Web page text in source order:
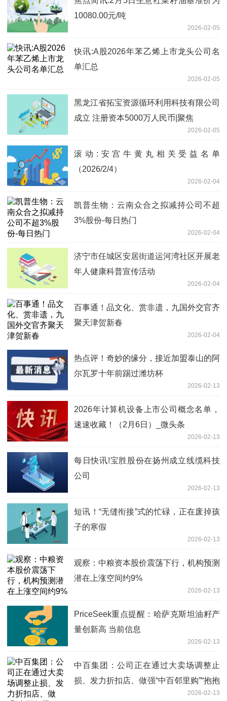
10080.00元/吨
2026-02-05
快讯:A股2026年苯乙烯上市龙头公司名
单汇总
2026-02-05
黑龙江省拓宝资源循环利用科技有限公司
成立 注册资本5000万人民币|聚焦
2026-02-05
滚动:安宫牛黄丸相关受益名单
（2026/2/4）
2026-02-04
凯普生物：云南众合之拟减持公司不超
3%股份-每日热门
2026-02-04
济宁市任城区安居街道运河湾社区开展老
年人健康科普宣传活动
2026-02-04
百事通！品文化、赏非遗，九国外交官齐
聚天津贺新春
2026-02-04
热点评！奇妙的缘分，接近加盟泰山的阿
尔瓦罗十年前踢过潍坊杯
2026-02-13
2026年计算机设备上市公司概念名单，
速速收藏！（2月6日）_微头条
2026-02-13
每日快讯!宝胜股份在扬州成立线缆科技
公司
2026-02-13
短讯！“无缝衔接”式的忙碌，正在废掉孩
子的寒假
2026-02-13
观察：中粮资本股价震荡下行，机构预测
潜在上涨空间约9%
2026-02-13
PriceSeek重点提醒：哈萨克斯坦油籽产
量创新高 当前信息
2026-02-13
中百集团：公司正在通过大卖场调整止
损、发力折扣店、做强“中百邻里购”“抱抱
2026-02-13